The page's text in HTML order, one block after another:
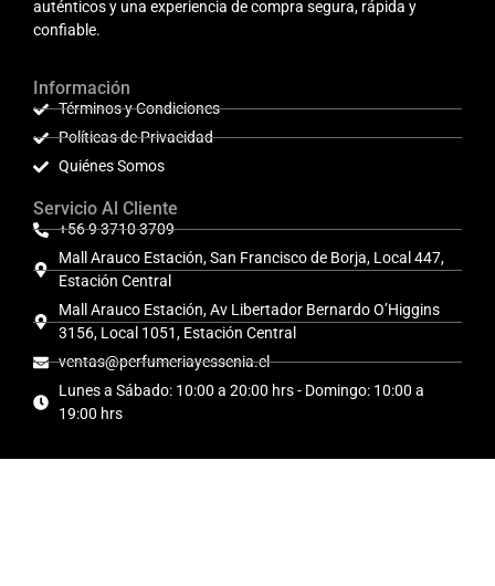
auténticos y una experiencia de compra segura, rápida y
confiable.
Información
Términos y Condiciones
Políticas de Privacidad
Quiénes Somos
Servicio Al Cliente
+56 9 3710 3709
Mall Arauco Estación, San Francisco de Borja, Local 447,
Estación Central
Mall Arauco Estación, Av Libertador Bernardo O’Higgins
3156, Local 1051, Estación Central
ventas@perfumeriayessenia.cl
Lunes a Sábado: 10:00 a 20:00 hrs - Domingo: 10:00 a
19:00 hrs